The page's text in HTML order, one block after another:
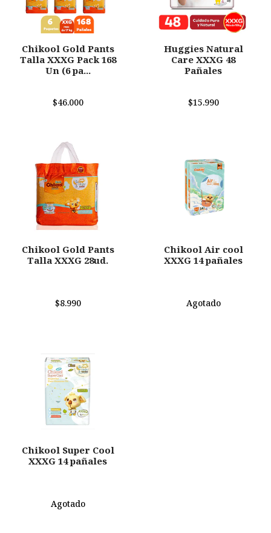
Chikool Gold Pants
Talla XXXG Pack 168
Un (6 pa...
$46.000
Huggies Natural
Care XXXG 48
Pañales
$15.990
Chikool Gold Pants
Talla XXXG 28ud.
$8.990
Chikool Air cool
XXXG 14 pañales
Agotado
Chikool Super Cool
XXXG 14 pañales
Agotado